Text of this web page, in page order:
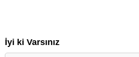
İyi ki Varsınız